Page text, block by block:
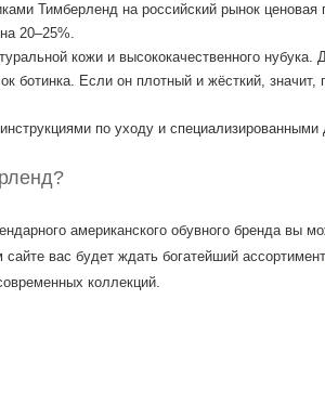
Тимберленд на российский рынок ценовая
20–25%.
кожи и высококачественного нубука.
ботинка. Если он плотный и жёсткий, значит,
по уходу и
американского обувного бренда вы
вас будет ждать богатейший ассортимент
коллекций.